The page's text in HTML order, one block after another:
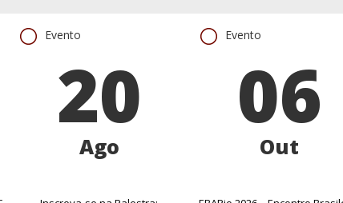
Evento
20
Ago
Evento
06
Out